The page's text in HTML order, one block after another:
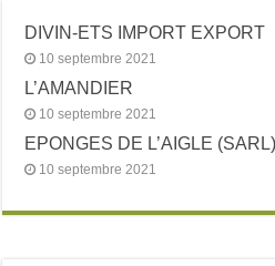
DIVIN-ETS IMPORT EXPORT
10 septembre 2021
L’AMANDIER
10 septembre 2021
EPONGES DE L’AIGLE (SARL)
10 septembre 2021